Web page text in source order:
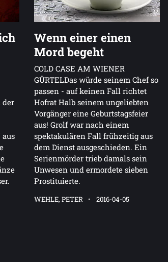
der
aus
Wenn einer einen
Mord begeht
COLD CASE AM WIENER
GÜRTELDas würde seinem Chef so
passen - auf keinen Fall richtet
Hofrat Halb seinem ungeliebten
Vorgänger eine Geburtstagsfeier
aus! Grolf war nach einem
spektakulären Fall frühzeitig aus
dem Dienst ausgeschieden. Ein
Serienmörder trieb damals sein
Unwesen und ermordete sieben
Prostituierte.
WEHLE, PETER 2016-04-05